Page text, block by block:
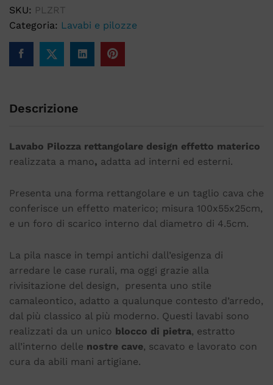
SKU: PLZRT
Categoria: Lavabi e pilozze
Descrizione
Lavabo Pilozza rettangolare design effetto materico
realizzata a mano, adatta ad interni ed esterni.
Presenta una forma rettangolare e un taglio cava che
conferisce un effetto materico; misura 100x55x25cm,
e un foro di scarico interno dal diametro di 4.5cm.
La pila nasce in tempi antichi dall’esigenza di
arredare le case rurali, ma oggi grazie alla
rivisitazione del design, presenta uno stile
camaleontico, adatto a qualunque contesto d’arredo,
dal più classico al più moderno. Questi lavabi sono
realizzati da un unico blocco di pietra, estratto
all’interno delle nostre cave, scavato e lavorato con
cura da abili mani artigiane.